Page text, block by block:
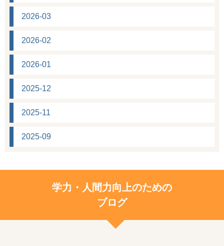
2026-03
2026-02
2026-01
2025-12
2025-11
2025-09
学力・人間力向上のための
ブログ